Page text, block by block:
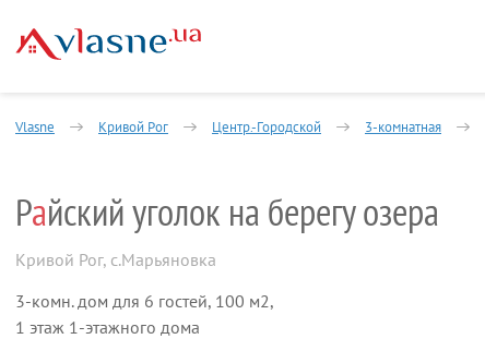
Vlasne Кривой Рог Центр.-Городской 3-комнатная
Райский уголок на берегу озера
Кривой Рог, с.Марьяновка
3-комн. дом для 6 гостей, 100 м2,
1 этаж 1-этажного дома